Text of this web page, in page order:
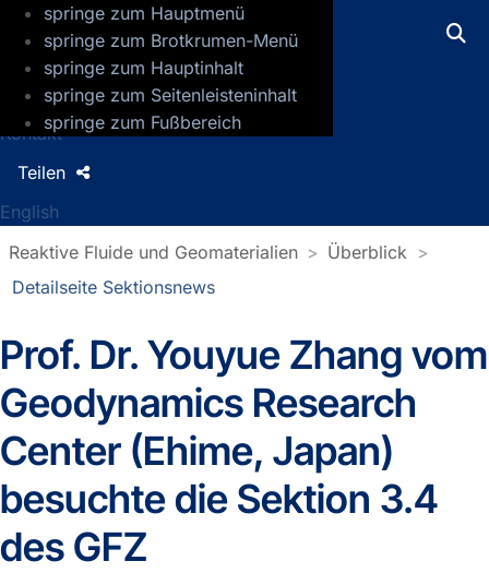
springe zum Hauptmenü
springe zum Brotkrumen-Menü
springe zum Hauptinhalt
springe zum Seitenleisteninhalt
springe zum Fußbereich
GFZ Helmholtz-Zentrum für
Presse
Jobs
Kontakt
English
Teilen
Reaktive Fluide und Geomaterialien
Überblick
Detailseite Sektionsnews
Detailseite Sektionsnews
Prof. Dr. Youyue Zhang vom
Geodynamics Research
Center (Ehime, Japan)
besuchte die Sektion 3.4
des GFZ